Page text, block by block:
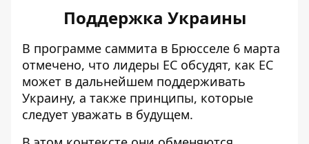
Поддержка Украины
В программе саммита в Брюсселе 6 марта
отмечено, что лидеры ЕС обсудят, как ЕС
может в дальнейшем поддерживать
Украину, а также принципы, которые
следует уважать в будущем.